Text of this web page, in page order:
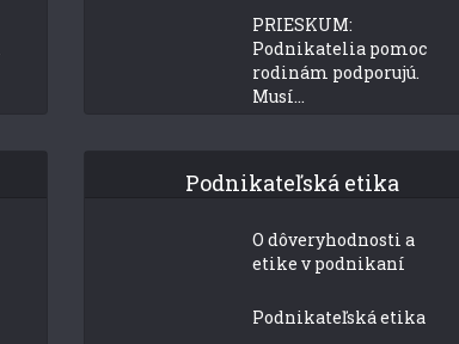
PRIESKUM:
Podnikatelia pomoc
rodinám podporujú.
Musí...
Podnikateľská etika
O dôveryhodnosti a
etike v podnikaní
Podnikateľská etika